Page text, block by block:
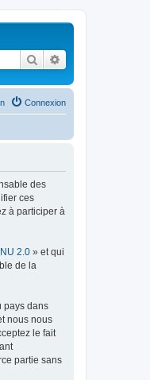
Rechercher
Connexion
des
ces
à participer à
2.0 » et qui
de la
pays dans
nous nous
le fait
partie sans